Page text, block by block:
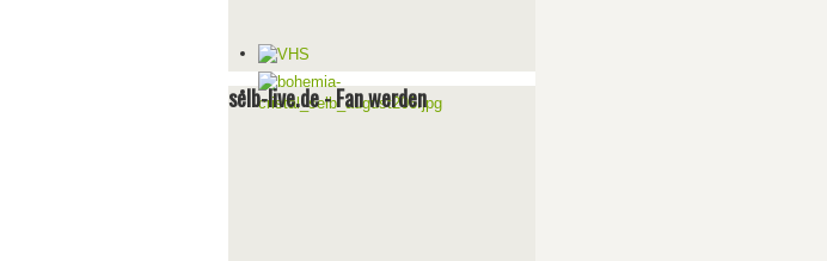
selb-live.de - Fan werden